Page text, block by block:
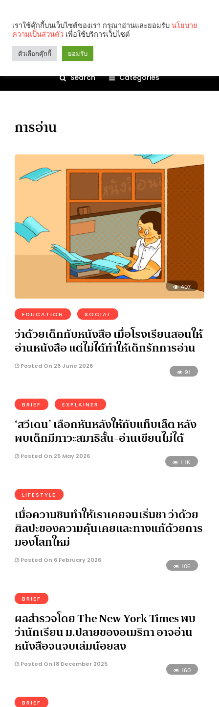
Search Categories
การอ่าน
407
EDUCATION SOCIAL
ว่าด้วยเด็กกับหนังสือ เมื่อโรงเรียนสอนให้
อ่านหนังสือ แต่ไม่ได้ทำให้เด็กรักการอ่าน
Posted On 26 June 2026
91
BRIEF EXPLAINER
‘สวีเดน’ เลือกหันหลังให้กับแท็บเล็ต หลัง
พบเด็กมีภาวะสมาธิสั้น-อ่านเขียนไม่ได้
Posted On 25 May 2026
1.1K
LIFESTYLE
เมื่อความชินทำให้เราเคยจนเริ่มชา ว่าด้วย
ศิลปะของความคุ้นเคยและทางแก้ด้วยการ
มองโลกใหม่
Posted On 6 February 2026
106
BRIEF
ผลสำรวจโดย The New York Times พบ
ว่านักเรียน ม.ปลายของอเมริกา อาจอ่าน
หนังสือจนจบเล่มน้อยลง
Posted On 18 December 2025
160
BRIEF
เราใช้คุ๊กกี้บนเว็บไซต์ของเรา กรุณาอ่านและยอมรับ นโยบาย
ความเป็นส่วนตัว เพื่อใช้บริการเว็บไซต์
ตัวเลือกคุ๊กกี้ ยอมรับ